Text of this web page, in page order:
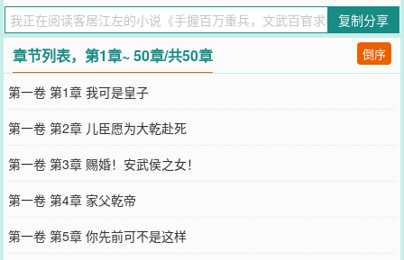
内的废物皇子，李一正当即提出前往边境，为大乾镇守边塞。当别人
还在为太子之位，父皇宠爱，什么金钱珠宝而争斗时，本皇子已经在
北境训练出百万雄兵，整个大乾的将士那是为我马首是瞻。多年后，
当大乾京都的城墙下围满敌人，满朝的文武百官跪求我登基回朝。
您要是觉得《
手握百万重兵，文武百官求我登基
忘记向您QQ群和微博微信里的朋友推荐哦！
复制分享
章节列表，第1章~ 50章/共50章 倒序
第一卷 第1章 我可是皇子
第一卷 第2章 儿臣愿为大乾赴死
第一卷 第3章 赐婚！安武侯之女！
第一卷 第4章 家父乾帝
第一卷 第5章 你先前可不是这样